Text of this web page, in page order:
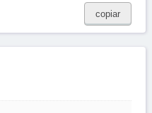
copiar